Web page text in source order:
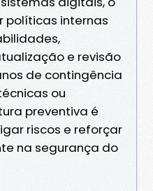
políticas internas
e revisão
de contingência
ou
preventiva é
riscos e reforçar
na segurança do